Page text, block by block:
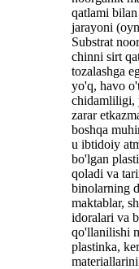
qatlami
jarayoni
Substrat
chinni sirt
tozalashga
yo'q, havo
chidamliligi,
zarar
boshqa
u ibtidoiy
bo'lgan
qoladi va
binolarning
maktablar,
idoralari va
qo'llanilishi
plastinka,